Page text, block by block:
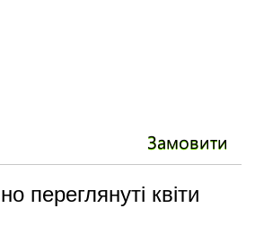
Замовити
переглянуті квіти